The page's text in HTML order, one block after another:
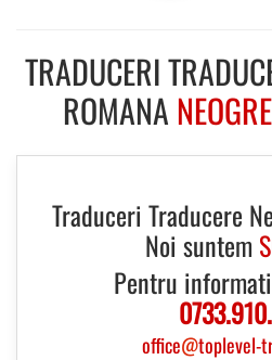
TRADUCERI
ROMANA
Traduceri Traducere
Noi suntem
Pentru
office@toplevel-